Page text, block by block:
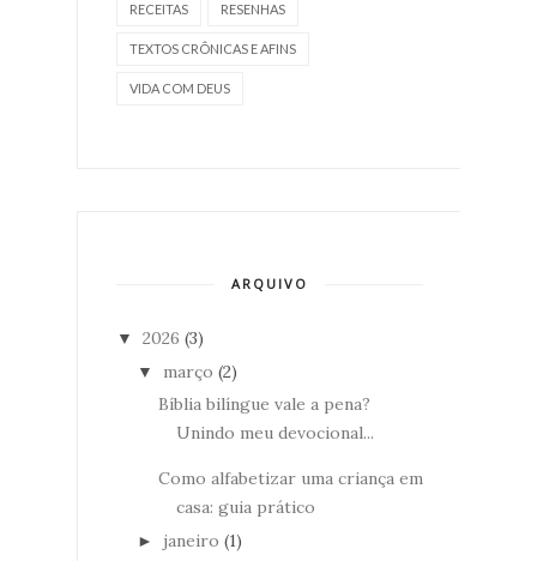
RECEITAS RESENHAS
TEXTOS CRÔNICAS E AFINS
VIDA COM DEUS
ARQUIVO
▼ 2026 (3)
▼ março (2)
Bíblia bilíngue vale a pena?
Unindo meu devocional...
Como alfabetizar uma criança em
casa: guia prático
► janeiro (1)